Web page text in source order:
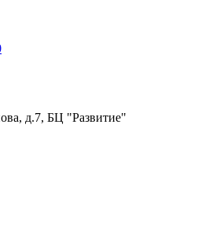
д.7, БЦ "Развитие"